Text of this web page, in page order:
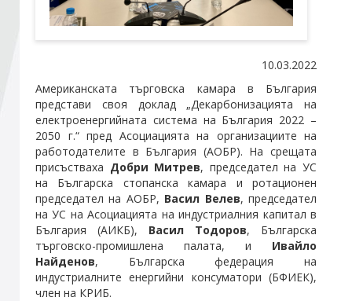
10.03.2022
Американската търговска камара в България
представи своя доклад „Декарбонизацията на
електроенергийната система на България 2022 –
2050 г.“ пред Асоциацията на организациите на
работодателите в България (АОБР). На срещата
присъстваха Добри Митрев, председател на УС
на Българска стопанска камара и ротационен
председател на АОБР, Васил Велев, председател
на УС на Асоциацията на индустриалния капитал в
България (АИКБ), Васил Тодоров, Българска
търговско-промишлена палата, и Ивайло
Найденов, Българска федерация на
индустриалните енергийни консуматори (БФИЕК),
член на КРИБ.